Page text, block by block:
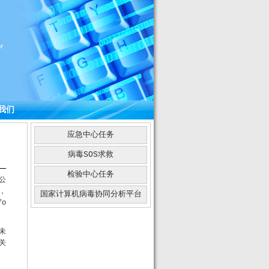
们
应急中心任务
病毒SOS求救
检验中心任务
国家计算机病毒协同分析平台